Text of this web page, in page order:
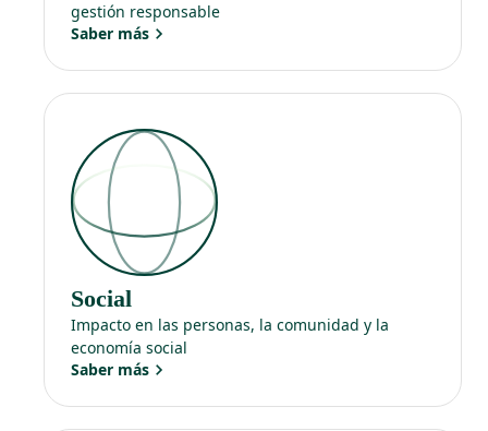
gestión responsable
Saber más
Social
Impacto en las personas, la comunidad y la
economía social
Saber más